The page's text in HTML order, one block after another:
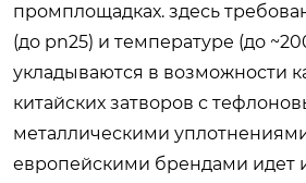
промплощадках. здесь
(до pn25) и температуре (до
укладываются в возможности
китайских затворов с
металлическими
европейскими брендами идет